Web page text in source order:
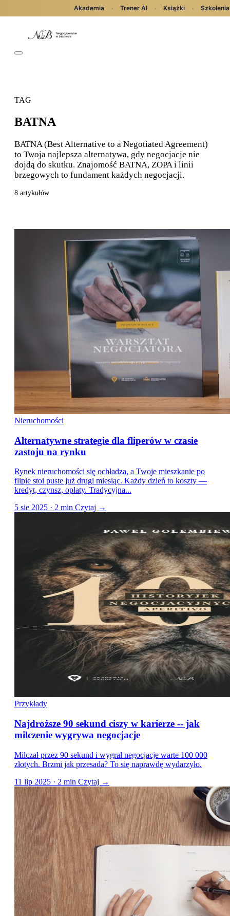
TAG
BATNA
BATNA (Best Alternative to a Negotiated Agreement)
to Twoja najlepsza alternatywa, gdy negocjacje nie
dojdą do skutku. Znajomość BATNA, ZOPA i linii
brzegowych to fundament każdych negocjacji.
8 artykułów
Nieruchomości
Alternatywne strategie dla fliperów w czasie
zastoju na rynku
Rynek nieruchomości się ochładza, a Twoje mieszkanie po
flipie stoi puste już drugi miesiąc. Każdy dzień to koszty —
kredyt, czynsz, opłaty. Tradycyjna...
5 sie 2025 · 2 min Czytaj →
Przykłady
Najdroższe 90 sekund ciszy w karierze -- jak
milczenie wygrywa negocjacje
Milczał przez 90 sekund i wygrał negocjacje warte 100 000
złotych. Brzmi jak przesada? To się naprawdę wydarzyło.
11 lip 2025 · 2 min Czytaj →
Akademia · Trener AI · Książki · Szkolenia